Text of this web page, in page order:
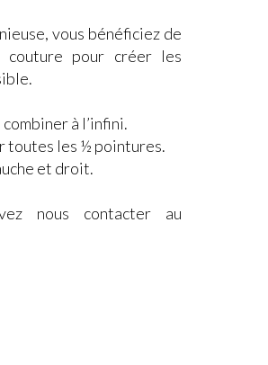
vous bénéficiez de
couture pour créer les
à l’infini.
toutes les ½ pointures.
et droit.
nous contacter au